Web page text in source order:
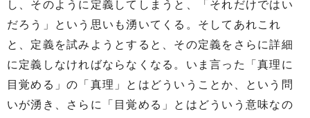
し、そのように定義してしまうと、「それだけではい
だろう」という思いも湧いてくる。そしてあれこれ
と、定義を試みようとすると、その定義をさらに詳細
に定義しなければならなくなる。いま言った「真理に
目覚める」の「真理」とはどういうことか、という問
いが湧き、さらに「目覚める」とはどういう意味なの